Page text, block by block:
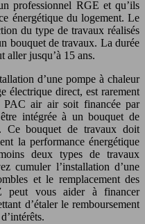
professionnel RGE et qu’ils
énergétique du logement. Le
du type de travaux réalisés
bouquet de travaux. La durée
aller jusqu’à 15 ans.
d’une pompe à chaleur
électrique direct, est rarement
PAC air air soit financée par
intégrée à un bouquet de
Ce bouquet de travaux doit
la performance énergétique
deux types de travaux
cumuler l’installation d’une
et le remplacement des
peut vous aider à financer
d’étaler le remboursement